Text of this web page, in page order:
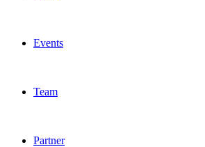
Events
Team
Partner